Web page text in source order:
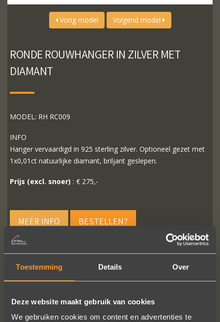
Toestemming Details Over
Deze website maakt gebruik van cookies
We gebruiken cookies om content en advertenties te
Vorig model Volgend model
RONDE ROUWHANGER IN ZILVER MET
DIAMANT
MODEL: RH RC009
INFO
Hanger vervaardigd in 925 sterling zilver. Optioneel gezet met
1x0,01ct natuurlijke diamant, briljant geslepen.
Prijs (excl. snoer) : € 275,-
MEER INFO BESTELLEN?
VOLG ONS OP SOCIALE MEDIA